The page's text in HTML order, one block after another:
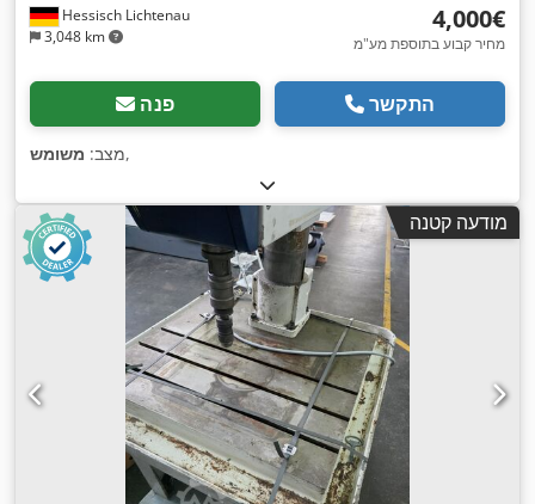
Hessisch Lichtenau
3,048 km
‏4,000 ‏€
מחיר קבוע בתוספת מע"מ
פנה התקשר
מצב: משומש ,
מודעה קטנה